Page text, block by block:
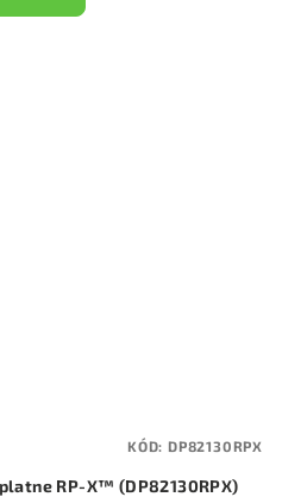
RP-X™ (DP82130RPX)
KÓD: DP82130RPX